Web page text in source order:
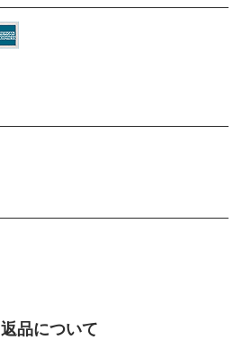
返品について